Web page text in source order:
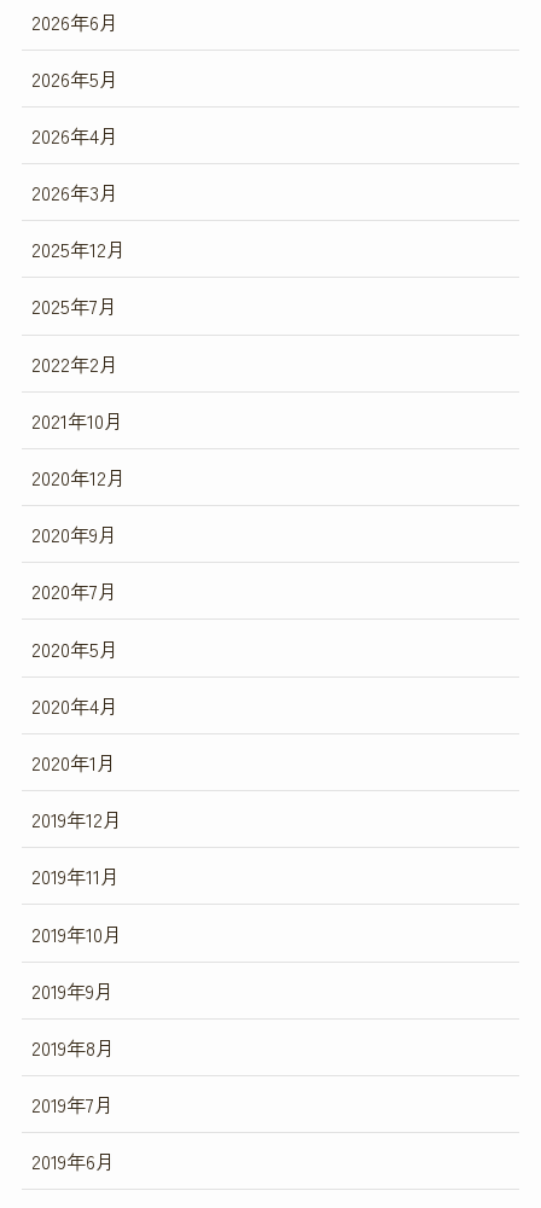
2026年6月
2026年5月
2026年4月
2026年3月
2025年12月
2025年7月
2022年2月
2021年10月
2020年12月
2020年9月
2020年7月
2020年5月
2020年4月
2020年1月
2019年12月
2019年11月
2019年10月
2019年9月
2019年8月
2019年7月
2019年6月